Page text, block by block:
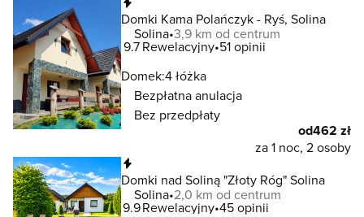
Domki Kama Polańczyk - Ryś, Solina
Solina 3,9 km od centrum
9.7Rewelacyjny 51 opinii
Domek:4 łóżka
Bezpłatna anulacja
Bez przedpłaty
od462 zł
za 1 noc, 2 osoby
Domki nad Soliną "Złoty Róg" Solina
Solina 2,0 km od centrum
9.9Rewelacyjny 45 opinii